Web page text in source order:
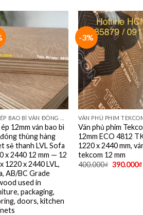
12mm ván bao bì
thùng hàng
sẻ thanh LVL Sofa
x 2440 12 mm — 12
1220 x 2440 LVL,
AB/BC Grade
used in
packaging,
doors, kitchen
-3%
VÁN PHỦ PHIM
Ván phủ phim
12mm ECO 4812
1220 x 2440 mm,
tekcom 12 mm
400.000₫ 390.000₫